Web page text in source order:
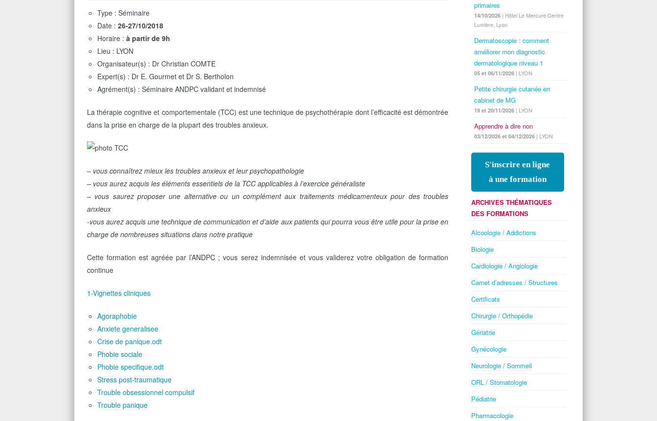
Type : Séminaire
Date : 26-27/10/2018
Horaire : à partir de 9h
Lieu : LYON
Organisateur(s) : Dr Christian COMTE
Expert(s) : Dr E. Gourmet et Dr S. Bertholon
Agrément(s) : Séminaire ANDPC validant et indemnisé
La thérapie cognitive et comportementale (TCC) est une technique de psychothérapie dont l’efficacité est démontrée
dans la prise en charge de la plupart des troubles anxieux.
– vous connaîtrez mieux les troubles anxieux et leur psychopathologie
– vous aurez acquis les éléments essentiels de la TCC applicables à l’exercice généraliste
– vous saurez proposer une alternative ou un complément aux traitements médicamenteux pour des troubles
anxieux
-vous aurez acquis une technique de communication et d’aide aux patients qui pourra vous être utile pour la prise en
charge de nombreuses situations dans notre pratique
Cette formation est agréée par l’ANDPC ; vous serez indemnisée et vous validerez votre obligation de formation
continue
1-Vignettes cliniques
Agoraphobie
Anxiete generalisee
Crise de panique.odt
Phobie sociale
Phobie specifique.odt
Stress post-traumatique
Trouble obsessionnel compulsif
Trouble panique
primaires
14/10/2026| Hôtel Le Mercure Centre
Lumière, Lyon
Dermatoscopie : comment
améliorer mon diagnostic
dermatologique niveau 1
05 et 06/11/2026| LYON
Petite chirurgie cutanée en
cabinet de MG
19 et 20/11/2026| LYON
Apprendre à dire non
03/12/2026 et 04/12/2026| LYON
S'inscrire en ligne
à une formation
ARCHIVES THÉMATIQUES
DES FORMATIONS
Alcoologie / Addictions
Biologie
Cardiologie / Angiologie
Carnet d’adresses / Structures
Certificats
Chirurgie / Orthopédie
Gériatrie
Gynécologie
Neurologie / Sommeil
ORL / Stomatologie
Pédiatrie
Pharmacologie